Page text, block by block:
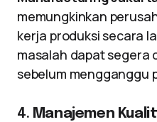
memungkinkan
kerja produksi secara
masalah dapat segera
sebelum mengganggu
4. Manajemen